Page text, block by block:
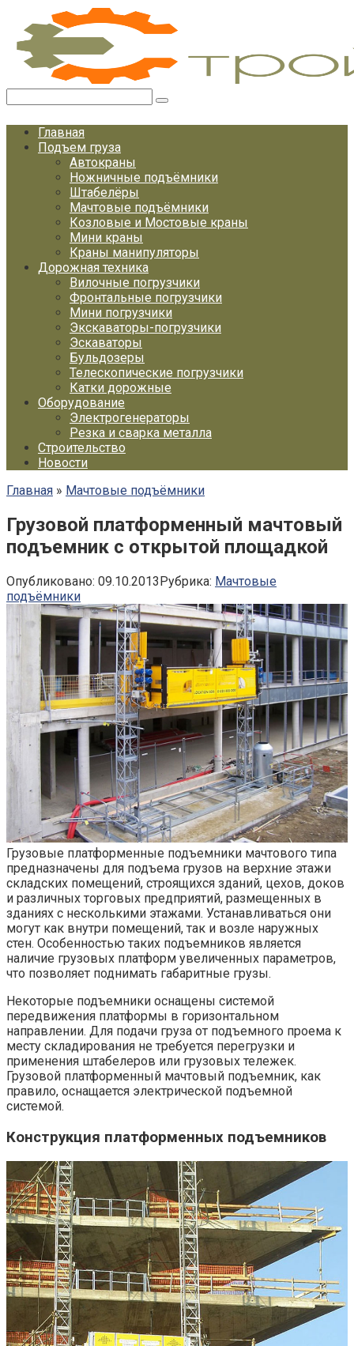
Перейти
контенту
Главная
Подъем груза
Автокраны
Ножничные подъёмники
Штабелёры
Мачтовые подъёмники
Козловые и Мостовые краны
Мини краны
Краны манипуляторы
Дорожная техника
Вилочные погрузчики
Фронтальные погрузчики
Мини погрузчики
Экскаваторы-погрузчики
Эскаваторы
Бульдозеры
Телескопические погрузчики
Катки дорожные
Оборудование
Электрогенераторы
Резка и сварка металла
Строительство
Новости
Главная » Мачтовые подъёмники
Грузовой платформенный мачтовый
подъемник с открытой площадкой
Опубликовано: 09.10.2013Рубрика: Мачтовые
подъёмники
Грузовые платформенные подъемники мачтового типа
предназначены для подъема грузов на верхние этажи
складских помещений, строящихся зданий, цехов, доков
и различных торговых предприятий, размещенных в
зданиях с несколькими этажами. Устанавливаться они
могут как внутри помещений, так и возле наружных
стен. Особенностью таких подъемников является
наличие грузовых платформ увеличенных параметров,
что позволяет поднимать габаритные грузы.
Некоторые подъемники оснащены системой
передвижения платформы в горизонтальном
направлении. Для подачи груза от подъемного проема к
месту складирования не требуется перегрузки и
применения штабелеров или грузовых тележек.
Грузовой платформенный мачтовый подъемник, как
правило, оснащается электрической подъемной
системой.
Конструкция платформенных подъемников